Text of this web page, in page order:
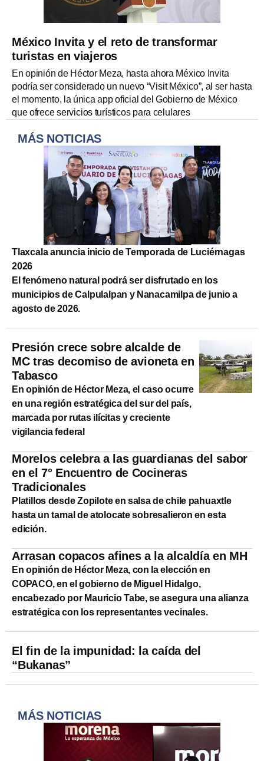
México Invita y el reto de transformar
turistas en viajeros
En opinión de Héctor Meza, hasta ahora México Invita
podría ser considerado un nuevo “Visit México”, al ser hasta
el momento, la única app oficial del Gobierno de México
que ofrece servicios turísticos para celulares
MÁS NOTICIAS
Tlaxcala anuncia inicio de Temporada de Luciérnagas
2026
El fenómeno natural podrá ser disfrutado en los
municipios de Calpulalpan y Nanacamilpa de junio a
agosto de 2026.
Presión crece sobre alcalde de
MC tras decomiso de avioneta en
Tabasco
En opinión de Héctor Meza, el caso ocurre
en una región estratégica del sur del país,
marcada por rutas ilícitas y creciente
vigilancia federal
Morelos celebra a las guardianas del sabor
en el 7° Encuentro de Cocineras
Tradicionales
Platillos desde Zopilote en salsa de chile pahuaxtle
hasta un tamal de atolocate sobresalieron en esta
edición.
Arrasan copacos afines a la alcaldía en MH
En opinión de Héctor Meza, con la elección en
COPACO, en el gobierno de Miguel Hidalgo,
encabezado por Mauricio Tabe, se asegura una alianza
estratégica con los representantes vecinales.
El fin de la impunidad: la caída del
“Bukanas”
MÁS NOTICIAS